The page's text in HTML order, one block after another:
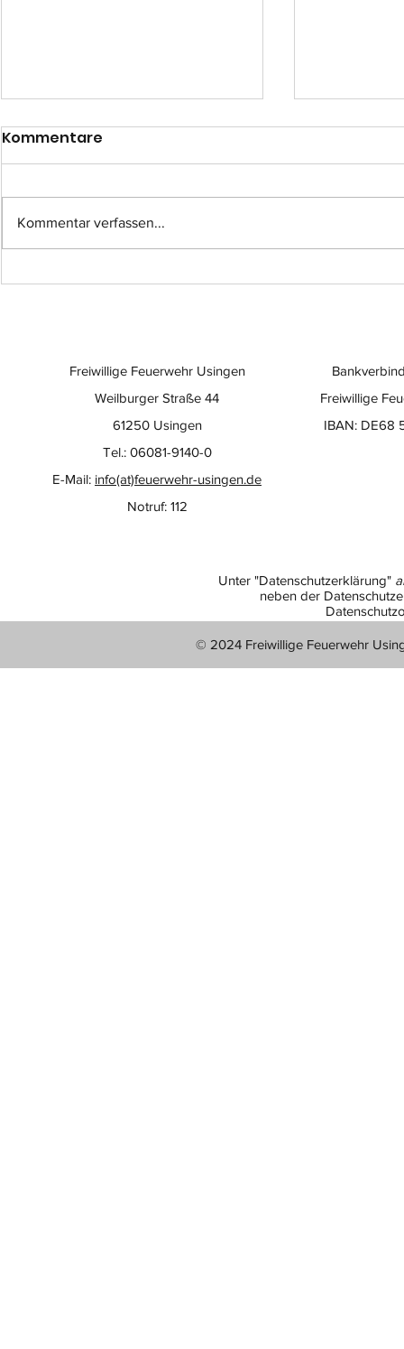
Einsatz-Nr.: 057
Kommentare
Kommentar verfassen...
Freiwillige
IBAN: DE68
Freiwillige Feuerwehr Usingen
Weilburger Straße 44
61250 Usingen
Tel.: 06081-9140-0
E-Mail: info(at)feuerwehr-usingen.de
Notruf: 112
Unter "Datenschutzerklärung"
neben der
© 2024 Freiwillige Feuerwehr